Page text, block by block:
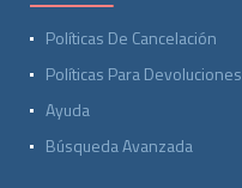
Políticas De Cancelación
Políticas Para Devoluciones
Ayuda
Búsqueda Avanzada